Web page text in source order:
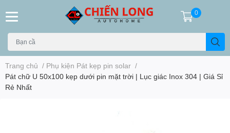
0
Trang chủ / Phụ kiện Pát kẹp pin solar /
Pát chữ U 50x100 kẹp dưới pin mặt trời | Lục giác Inox 304 | Giá Sỉ
Rẻ Nhất